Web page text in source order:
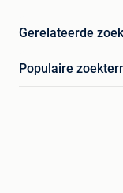
Gerelateerde
Populaire